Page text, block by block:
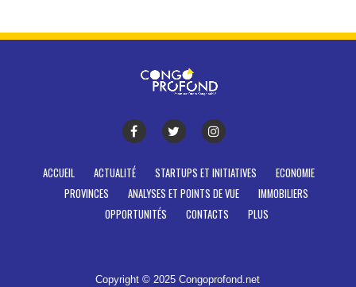
ACCUEIL ACTUALITÉ STARTUPS ET INITIATIVES
ECONOMIE
PROVINCES
ANALYSES ET POINTS DE VUE
IMMOBILIERS
OPPORTUNITÉS
CONTACTS PLUS
Copyright © 2025 Congoprofond.net